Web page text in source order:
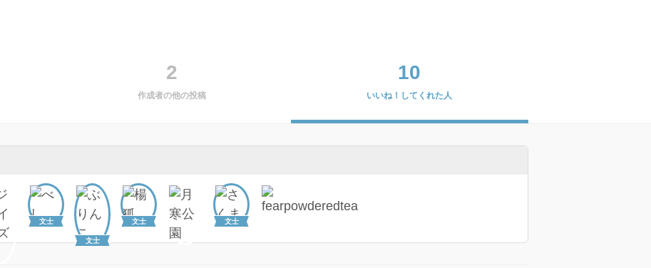
2
作成者の他の投稿
10
いいね！してくれた人
文士
文士
文士 文士